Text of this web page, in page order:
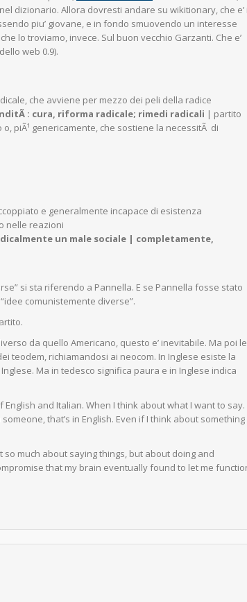
dizionario. Allora dovresti andare su wikitionary, che e’
piu’ giovane, e in fondo smuovendo un interesse
lo troviamo, invece. Sul buon vecchio Garzanti. Che e’
web 0.9).
che avviene per mezzo dei peli della radice
: cura, riforma radicale; rimedi radicali | partito
piÃ¹ genericamente, che sostiene la necessitÃ di
e generalmente incapace di esistenza
nelle reazioni
un male sociale | completamente,
si sta riferendo a Pannella. E se Pannella fosse stato
comunistemente diverse”.
da quello Americano, questo e’ inevitabile. Ma poi le
teodem, richiamandosi ai neocom. In Inglese esiste la
Ma in tedesco significa paura e in Inglese indica
and Italian. When I think about what I want to say.
that’s in English. Even if I think about something
much about saying things, but about doing and
that my brain eventually found to let me